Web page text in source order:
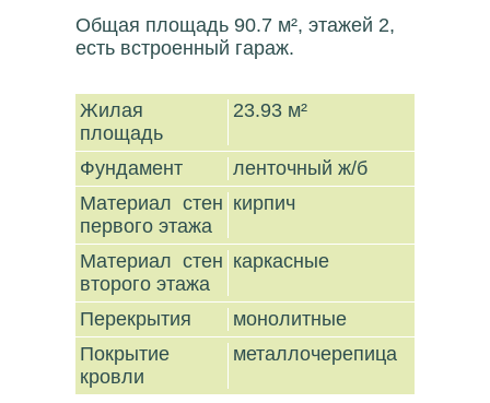
Общая площадь 90.7 м², этажей 2,
есть встроенный гараж.
Жилая
площадь
23.93 м²
Фундамент
ленточный ж/б
Материал стен
первого этажа
кирпич
Материал стен
второго этажа
каркасные
Перекрытия
монолитные
Покрытие
кровли
металлочерепица